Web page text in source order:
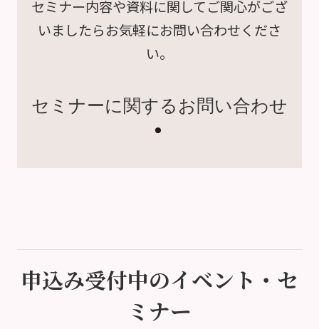
セミナー内容や資料に関してご関心がござ
いましたらお気軽にお問い合わせくださ
い。
セミナーに関するお問い合わせ
申込み受付中のイベント・セ
ミナー